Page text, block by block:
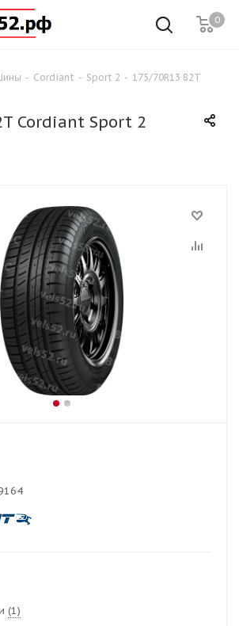
0
- Cordiant - Sport 2 - 175/70R13 82T
Cordiant Sport 2
(1)